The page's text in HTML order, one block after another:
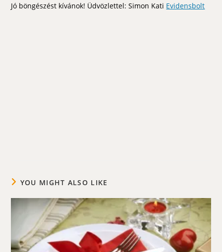
Jó böngészést kívánok! Üdvözlettel: Simon Kati Evidensbolt
YOU MIGHT ALSO LIKE